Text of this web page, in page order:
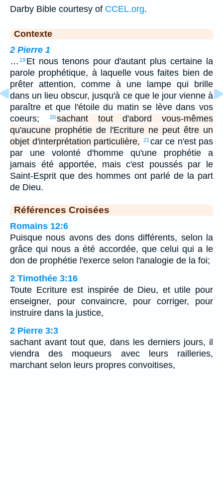
Darby Bible courtesy of CCEL.org.
Contexte
2 Pierre 1
… 19 Et nous tenons pour d'autant plus certaine la
parole prophétique, à laquelle vous faites bien de
prêter attention, comme à une lampe qui brille
dans un lieu obscur, jusqu'à ce que le jour vienne à
paraître et que l'étoile du matin se lève dans vos
coeurs;
20sachant tout d'abord vous-mêmes
qu'aucune prophétie de l'Ecriture ne peut être un
objet d'interprétation particulière,
21 car ce n'est pas
par une volonté d'homme qu'une prophétie a
jamais été apportée, mais c'est poussés par le
Saint-Esprit que des hommes ont parlé de la part
de Dieu.
Références Croisées
Romains 12:6
Puisque nous avons des dons différents, selon la
grâce qui nous a été accordée, que celui qui a le
don de prophétie l'exerce selon l'analogie de la foi;
2 Timothée 3:16
Toute Ecriture est inspirée de Dieu, et utile pour
enseigner, pour convaincre, pour corriger, pour
instruire dans la justice,
2 Pierre 3:3
sachant avant tout que, dans les derniers jours, il
viendra des moqueurs avec leurs railleries,
marchant selon leurs propres convoitises,